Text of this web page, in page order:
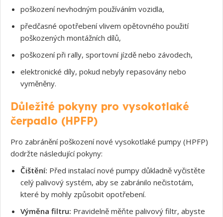
poškození nevhodným používáním vozidla,
předčasné opotřebení vlivem opětovného použití
poškozených montážních dílů,
poškození při rally, sportovní jízdě nebo závodech,
elektronické díly, pokud nebyly repasovány nebo
vyměněny.
Důležité pokyny pro vysokotlaké
čerpadlo (HPFP)
Pro zabránění poškození nové vysokotlaké pumpy (HPFP)
dodržte následující pokyny:
Čištění: Před instalací nové pumpy důkladně vyčistěte
celý palivový systém, aby se zabránilo nečistotám,
které by mohly způsobit opotřebení.
Výměna filtru: Pravidelně měňte palivový filtr, abyste